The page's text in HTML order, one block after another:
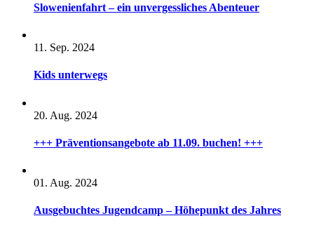
Slowenienfahrt – ein unvergessliches Abenteuer
11. Sep. 2024
Kids unterwegs
20. Aug. 2024
+++ Präventionsangebote ab 11.09. buchen! +++
01. Aug. 2024
Ausgebuchtes Jugendcamp – Höhepunkt des Jahres